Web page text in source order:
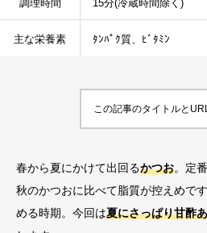
調理時間 15分(冷蔵時間除く)
主な栄養素 ﾀﾝﾊﾟｸ質、ﾋﾞﾀﾐﾝ
この記事のタイトルと
春から夏にかけて出回るかつお。定
秋のかつおに比べて脂質が控えめで
める時期。今回は夏にさっぱり甘酢